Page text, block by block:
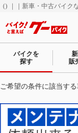
() ｜｜新車・中古バイク
バイクを
探す
販
ご希望の条件に該当す